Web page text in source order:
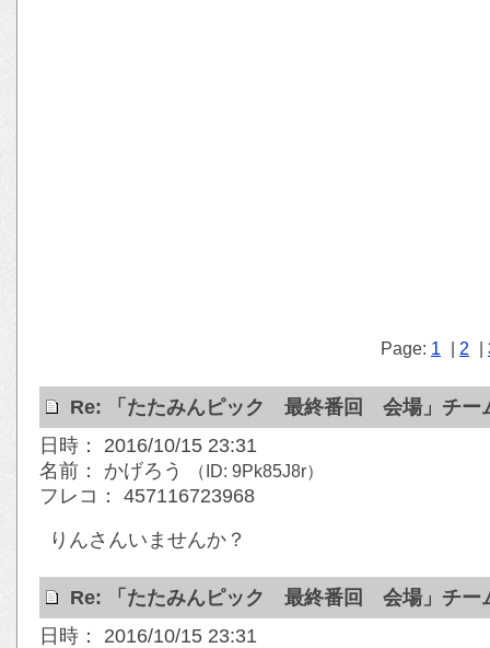
Page: 1 2
Re: 「たたみんピック 最終番回 会場」チー
日時： 2016/10/15 23:31
名前： かげろう
（ID: 9Pk85J8r）
フレコ： 457116723968
りんさんいませんか？
Re: 「たたみんピック 最終番回 会場」チー
日時： 2016/10/15 23:31